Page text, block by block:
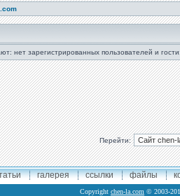
нет зарегистрированных пользователей и
Перейти:
галерея ссылки файлы
Copyright chen-la.com © 2003-